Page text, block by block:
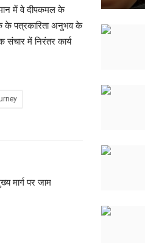
में वे दीपकमल के
के पत्रकारिता अनुभव के
संचार में निरंतर कार्य
मार्ग पर जाम